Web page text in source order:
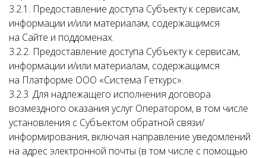
3.2.1. Предоставление доступа Субъекту к сервисам,
информации и/или материалам, содержащимся
на Сайте и поддоменах.
3.2.2. Предоставление доступа Субъекту к сервисам,
информации и/или материалам, содержащимся
на Платформе ООО «Система Геткурс».
3.2.3. Для надлежащего исполнения договора
возмездного оказания услуг Оператором, в том числе
установления с Субъектом обратной связи/
информирования, включая направление уведомлений
на адрес электронной почты (в том числе с помощью